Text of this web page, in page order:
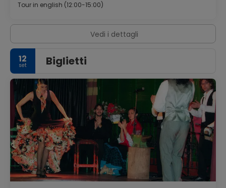
Tour in english (12:00-15:00)
Vedi i dettagli
12
set Biglietti